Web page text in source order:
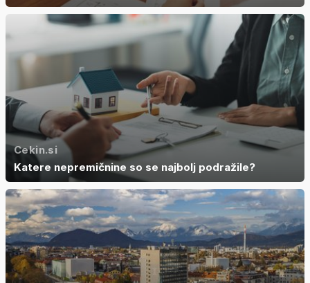
Cekin.si
Katere nepremičnine so se najbolj podražile?